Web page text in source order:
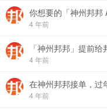
你想要的「神州邦邦
4 年前
4 年前
4 年前